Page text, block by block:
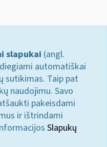
slapukai (angl.
automatiškai
sutikimas. Taip pat
naudojimu. Savo
pakeisdami
ir ištrindami
Slapukų